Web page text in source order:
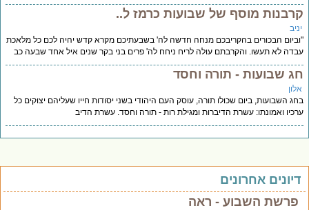
מוסף של שבועות כרמז ל..
הבכורים בהקריבכם מנחה חדשה לה' בשבעתיכם מקרא קדש יהיה לכם כל מלאכת
לא תעשו. והקרבתם עולה לריח ניחח לה' פרים בני בקר שנים איל אחד שבעה כב
שבועות - תורה וחסד
השבועות, ביום שכולו תורה, עוסק העם היהודי בשני יסודות חייו שעליהם יצוקים כל
ואמונתו: עשרת הדיברות ומגילת רות - תורה וחסד. עשרת הדיב
אחרונים
פרשת השבוע - ראה